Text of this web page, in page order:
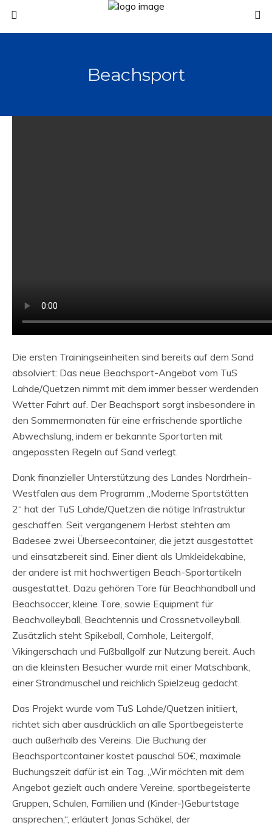
Beachsport
Die ersten Trainingseinheiten sind bereits auf dem Sand
absolviert: Das neue Beachsport-Angebot vom TuS
Lahde/Quetzen nimmt mit dem immer besser werdenden
Wetter Fahrt auf. Der Beachsport sorgt insbesondere in
den Sommermonaten für eine erfrischende sportliche
Abwechslung, indem er bekannte Sportarten mit
angepassten Regeln auf Sand verlegt.
Dank finanzieller Unterstützung des Landes Nordrhein-
Westfalen aus dem Programm „Moderne Sportstätten
2“ hat der TuS Lahde/Quetzen die nötige Infrastruktur
geschaffen. Seit vergangenem Herbst stehten am
Badesee zwei Überseecontainer, die jetzt ausgestattet
und einsatzbereit sind. Einer dient als Umkleidekabine,
der andere ist mit hochwertigen Beach-Sportartikeln
ausgestattet. Dazu gehören Tore für Beachhandball und
Beachsoccer, kleine Tore, sowie Equipment für
Beachvolleyball, Beachtennis und Crossnetvolleyball.
Zusätzlich steht Spikeball, Cornhole, Leitergolf,
Vikingerschach und Fußballgolf zur Nutzung bereit. Auch
an die kleinsten Besucher wurde mit einer Matschbank,
einer Strandmuschel und reichlich Spielzeug gedacht.
Das Projekt wurde vom TuS Lahde/Quetzen initiiert,
richtet sich aber ausdrücklich an alle Sportbegeisterte
auch außerhalb des Vereins. Die Buchung der
Beachsportcontainer kostet pauschal 50€, maximale
Buchungszeit dafür ist ein Tag. „Wir möchten mit dem
Angebot gezielt auch andere Vereine, sportbegeisterte
Gruppen, Schulen, Familien und (Kinder-)Geburtstage
ansprechen,“, erläutert Jonas Schäkel, der